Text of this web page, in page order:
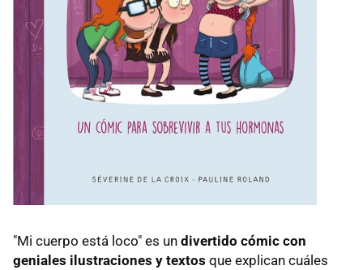
"Mi cuerpo está loco" es un divertido cómic con
geniales ilustraciones y textos que explican cuáles